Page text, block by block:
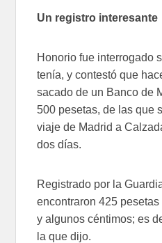
Un registro interesante
Honorio fue interrogado
tenía, y contestó que
sacado de un Banco de
500 pesetas, de las que
viaje de Madrid a
dos días.
Registrado por la
encontraron 425
y algunos céntimos; es
la que dijo.